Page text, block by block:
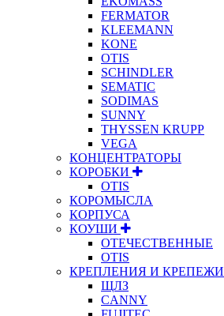
FERMATOR
KLEEMANN
KONE
OTIS
SCHINDLER
SEMATIC
SODIMAS
SUNNY
THYSSEN KRUPP
VEGA
КОНЦЕНТРАТОРЫ
КОРОБКИ
OTIS
КОРОМЫСЛА
КОРПУСА
КОУШИ
ОТЕЧЕСТВЕННЫЕ
OTIS
КРЕПЛЕНИЯ И КРЕПЕЖИ
ЩЛЗ
CANNY